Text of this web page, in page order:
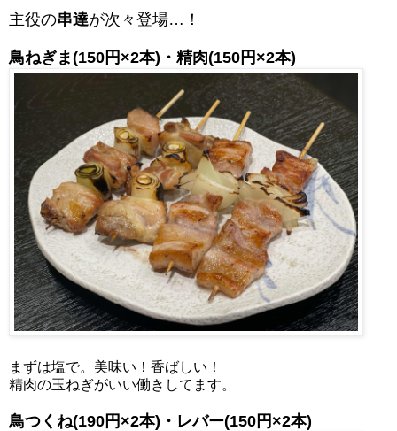
主役の串達が次々登場…！
鳥ねぎま(150円×2本)・ 精肉(150円×2本)
まずは塩で。美味い！香ばしい！
精肉の玉ねぎがいい働きしてます。
鳥つくね(190円×2本)・レバー(150円×2本)